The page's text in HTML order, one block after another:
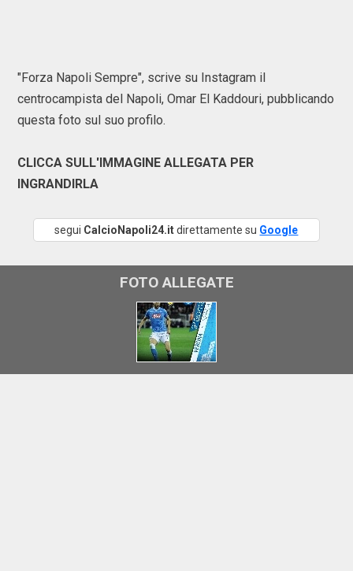
"Forza Napoli Sempre", scrive su Instagram il
centrocampista del Napoli, Omar El Kaddouri, pubblicando
questa foto sul suo profilo.
CLICCA SULL'IMMAGINE ALLEGATA PER
INGRANDIRLA
segui CalcioNapoli24.itdirettamente su Google
FOTO ALLEGATE